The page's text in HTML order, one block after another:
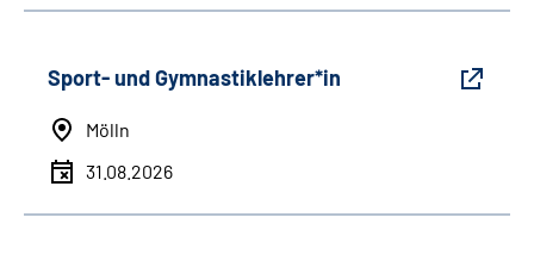
Sport- und Gymnastiklehrer*in
Mölln
31.08.2026